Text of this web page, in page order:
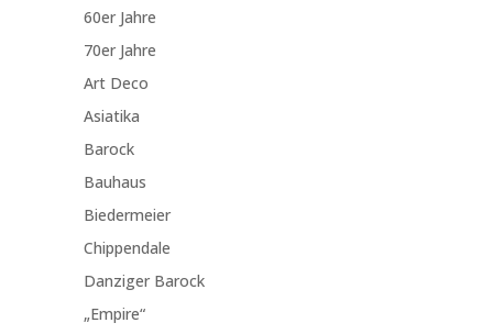
60er Jahre
70er Jahre
Art Deco
Asiatika
Barock
Bauhaus
Biedermeier
Chippendale
Danziger Barock
„Empire“